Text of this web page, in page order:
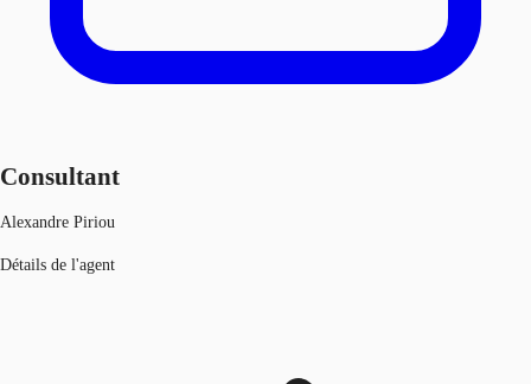
Consultant
Alexandre Piriou
Détails de l'agent